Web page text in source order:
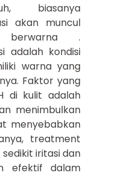
biasanya
akan muncul
berwarna .
adalah kondisi
warna yang
Faktor yang
di kulit adalah
menimbulkan
menyebabkan
treatment
iritasi dan
efektif dalam